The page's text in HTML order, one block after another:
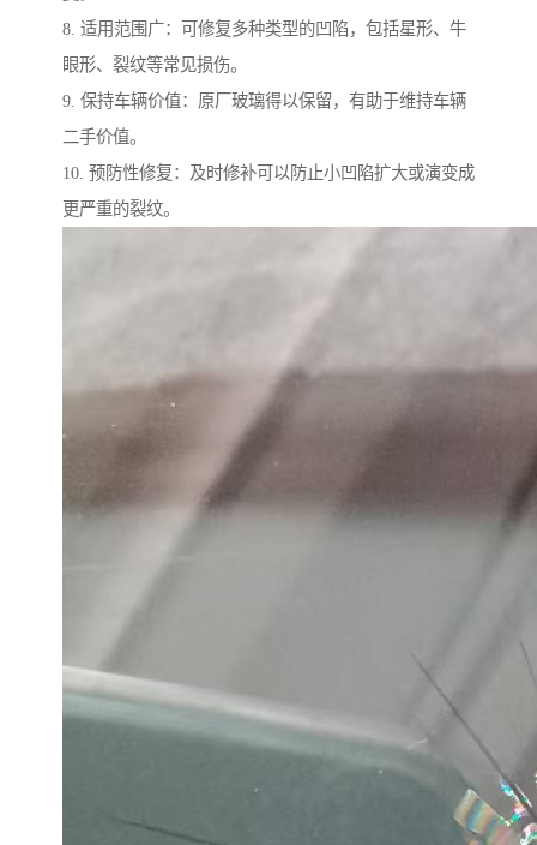
8. 适用范围广：可修复多种类型的凹陷，包括星形、牛
眼形、裂纹等常见损伤。
9. 保持车辆价值：原厂玻璃得以保留，有助于维持车辆
二手价值。
10. 预防性修复：及时修补可以防止小凹陷扩大或演变成
更严重的裂纹。